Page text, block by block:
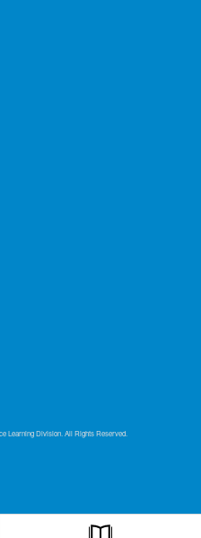
Learning Division. All Rights Reserved.